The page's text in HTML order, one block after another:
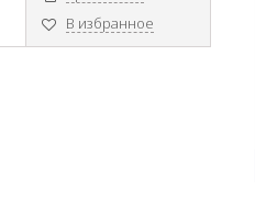
В избранное